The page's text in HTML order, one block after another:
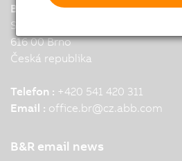
B&R Headquarters: Brno
Stranskeho 39
616 00 Brno
Česká republika
Telefon : +420 541 420 311
Email : office.br@cz.abb.com
B&R email news